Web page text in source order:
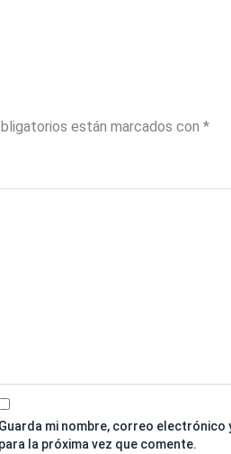
están marcados con *
mi nombre, correo electrónico
para la próxima vez que comente.